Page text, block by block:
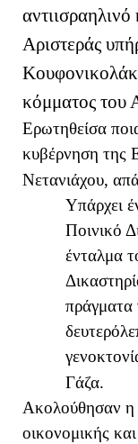
Αριστεράς
κόμματος του
Ερωτηθείσα
κυβέρνηση της
Νετανιάχου,
Υπάρχει
Ποινικό
ένταλμα
πράγματα
Γάζα.
Ακολούθησαν η
οικονομικής